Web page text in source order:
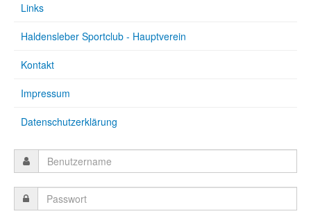
Links
Haldensleber Sportclub - Hauptverein
Kontakt
Impressum
Datenschutzerklärung